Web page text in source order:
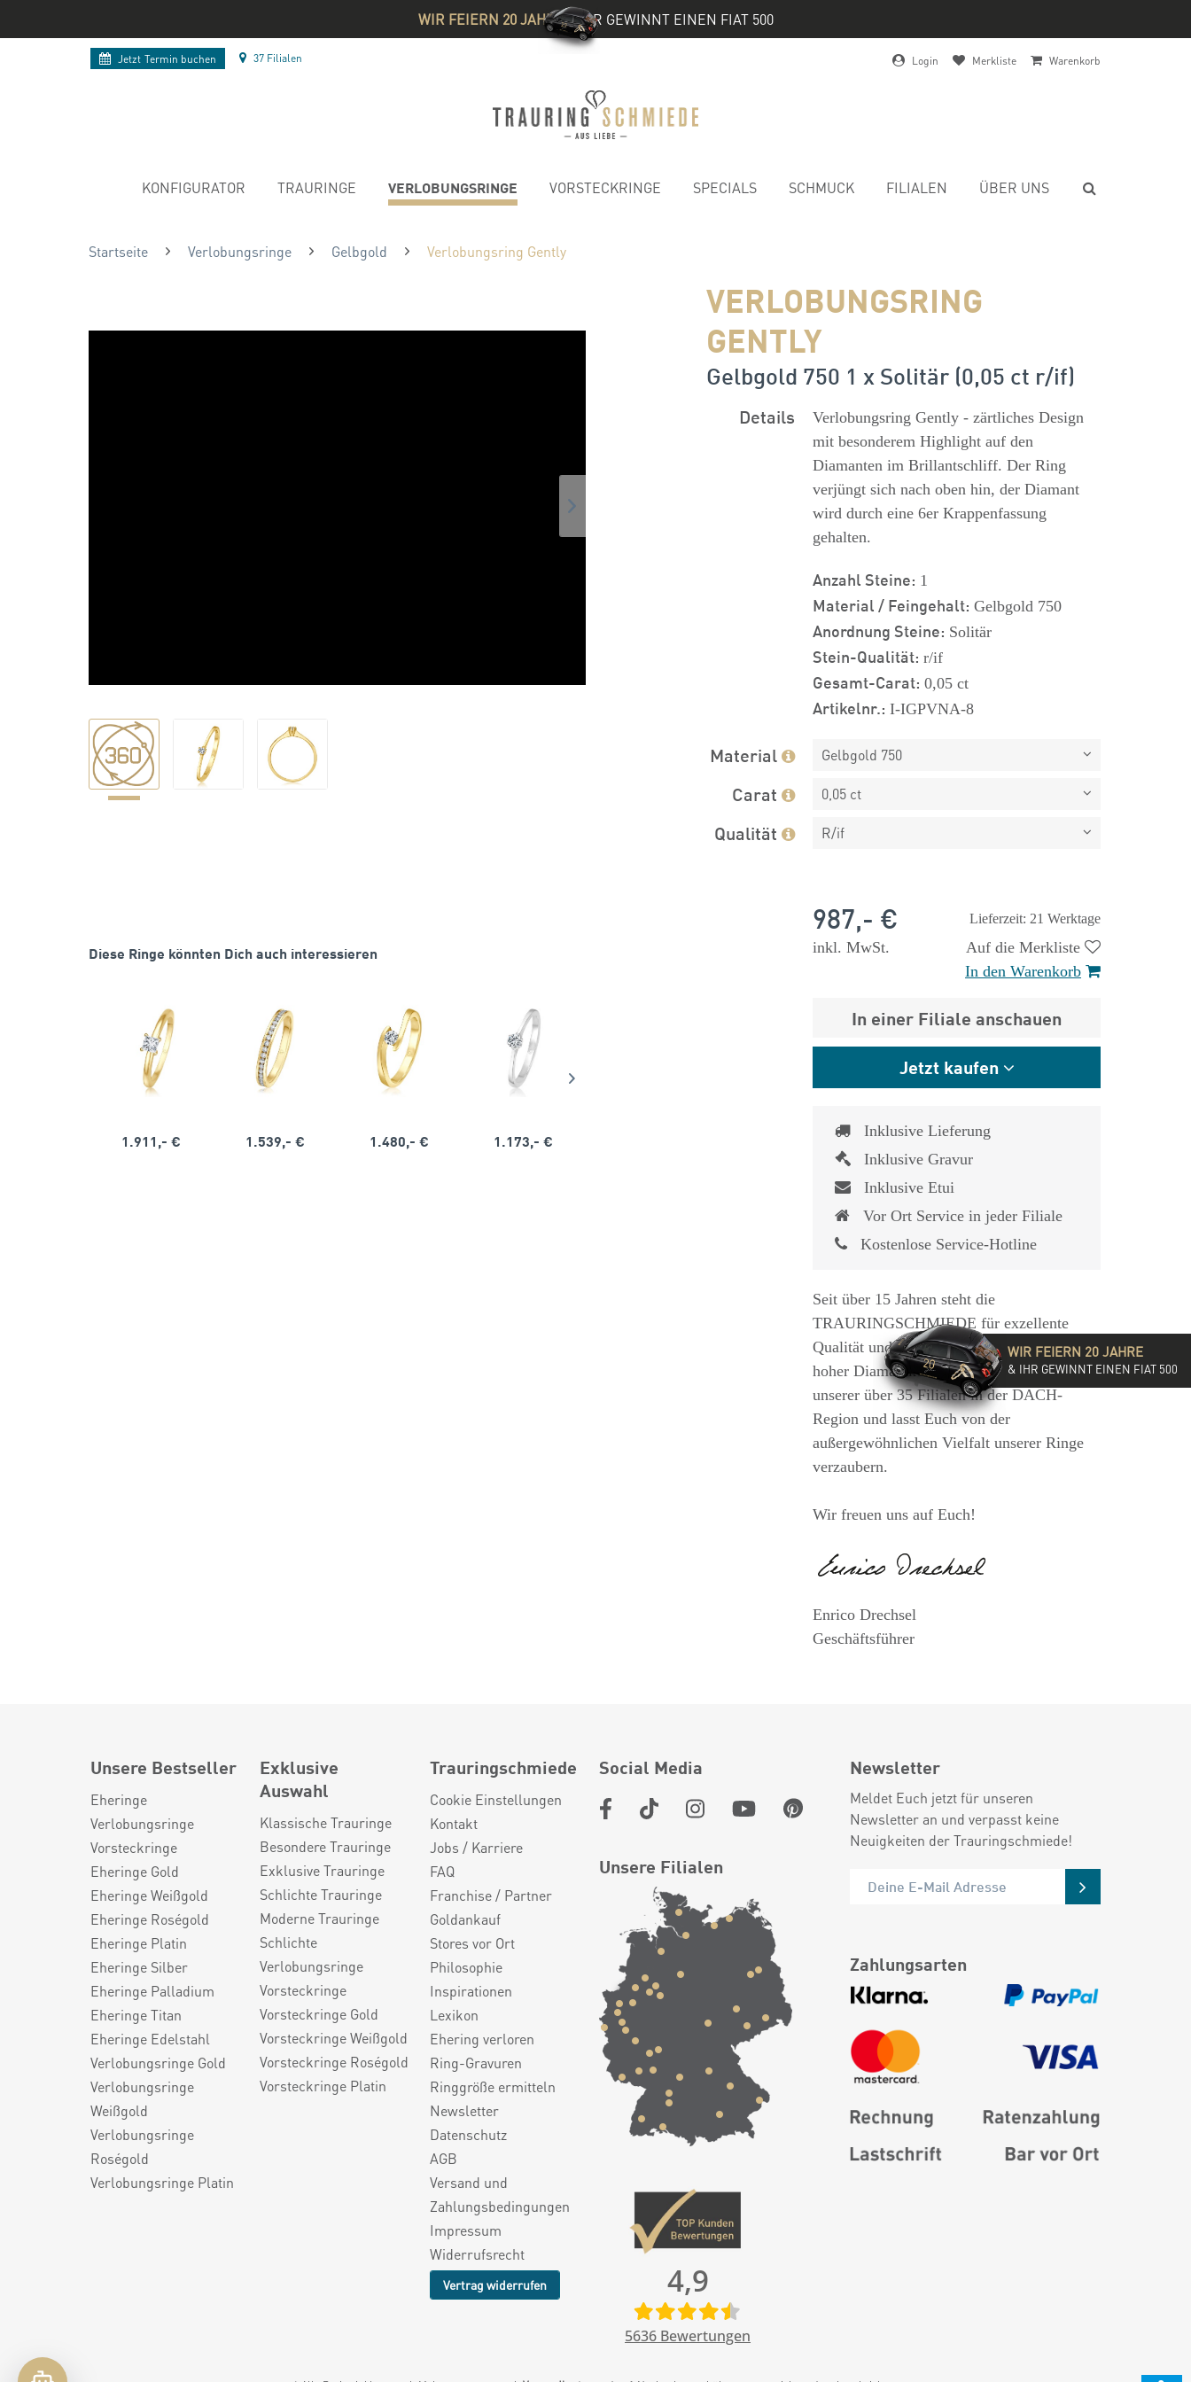
WIR FEIERN 20 JAHRE& IHR GEWINNT EINEN FIAT 500
Jetzt Termin buchen 37 Filialen Login Merkliste Warenkorb
KONFIGURATOR TRAURINGE VERLOBUNGSRINGE VORSTECKRINGE SPECIALS SCHMUCK FILIALEN ÜBER UNS
Startseite Verlobungsringe Gelbgold Verlobungsring Gently
VERLOBUNGSRING
GENTLY
Gelbgold 750 1 x Solitär (0,05 ct r/if)
Diese Ringe könnten Dich auch interessieren
1.911,- € 1.539,- € 1.480,- € 1.173,- € 1.825,- €
Details
Verlobungsring Gently - zärtliches Design
mit besonderem Highlight auf den
Diamanten im Brillantschliff. Der Ring
verjüngt sich nach oben hin, der Diamant
wird durch eine 6er Krappenfassung
gehalten.
Anzahl Steine: 1
Material / Feingehalt: Gelbgold 750
Anordnung Steine: Solitär
Stein-Qualität: r/if
Gesamt-Carat: 0,05 ct
Artikelnr.: I-IGPVNA-8
Material Gelbgold 750
Carat 0,05 ct
Qualität R/if
Lieferzeit: 21 Werktage
987,- €
inkl. MwSt.
Auf die Merkliste
In den Warenkorb
In einer Filiale anschauen
Jetzt kaufen
Inklusive Lieferung
Inklusive Gravur
Inklusive Etui
Vor Ort Service in jeder Filiale
Kostenlose Service-Hotline
Seit über 15 Jahren steht die
TRAURINGSCHMIEDE für exzellente
Qualität und hochwertige Beratung mit
hoher Diamantkompetenz. Besucht eine
unserer über 35 Filialen in der DACH-
Region und lasst Euch von der
außergewöhnlichen Vielfalt unserer Ringe
verzaubern.
Wir freuen uns auf Euch!
Enrico Drechsel
Geschäftsführer
Unsere Bestseller
Eheringe
Verlobungsringe
Vorsteckringe
Eheringe Gold
Eheringe Weißgold
Eheringe Roségold
Eheringe Platin
Eheringe Silber
Eheringe Palladium
Eheringe Titan
Eheringe Edelstahl
Verlobungsringe Gold
Verlobungsringe
Weißgold
Verlobungsringe
Roségold
Verlobungsringe Platin
Exklusive
Auswahl
Klassische Trauringe
Besondere Trauringe
Exklusive Trauringe
Schlichte Trauringe
Moderne Trauringe
Schlichte
Verlobungsringe
Vorsteckringe
Vorsteckringe Gold
Vorsteckringe Weißgold
Vorsteckringe Roségold
Vorsteckringe Platin
Trauringschmiede
Cookie Einstellungen
Kontakt
Jobs / Karriere
FAQ
Franchise / Partner
Goldankauf
Stores vor Ort
Philosophie
Inspirationen
Lexikon
Ehering verloren
Ring-Gravuren
Ringgröße ermitteln
Newsletter
Datenschutz
AGB
Versand und
Zahlungsbedingungen
Impressum
Widerrufsrecht
Vertrag widerrufen
Social Media
Unsere Filialen
4,9
5636 Bewertungen
Newsletter
Meldet Euch jetzt für unseren
Newsletter an und verpasst keine
Neuigkeiten der Trauringschmiede!
Zahlungsarten
WIR FEIERN 20 JAHRE
& IHR GEWINNT EINEN FIAT 500